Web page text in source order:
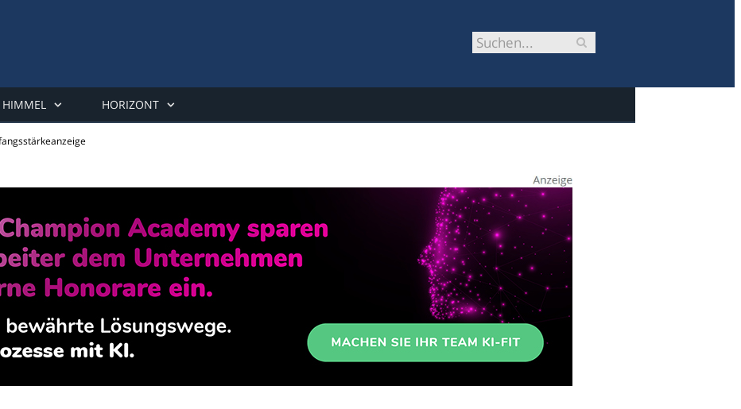
HIMMEL HORIZONT